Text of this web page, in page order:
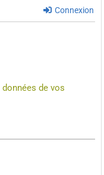
Connexion
de vos